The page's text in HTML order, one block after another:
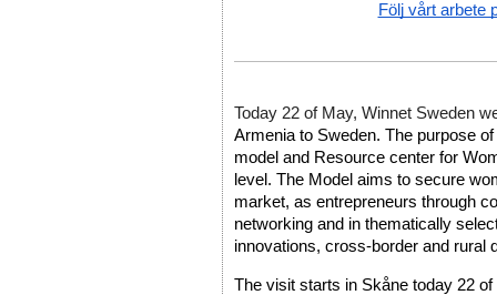
Följ vårt arbete
Today 22 of May, Winnet Sweden
Armenia to Sweden. The purpose
model and Resource center for
level. The Model aims to secure
market, as entrepreneurs through
networking and in thematically
innovations, cross-border and rural
The visit starts in Skåne today 22